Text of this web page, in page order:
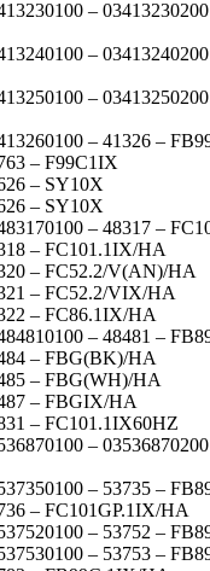
–
–
–
– 41326 –
– F99C1IX
– SY10X
– SY10X
– 48317 –
– FC101.1IX/HA
– FC52.2/V(AN)/HA
– FC52.2/VIX/HA
– FC86.1IX/HA
– 48481 –
– FBG(BK)/HA
– FBG(WH)/HA
– FBGIX/HA
– FC101.1IX60HZ
–
– 53735 –
– FC101GP.1IX/HA
– 53752 –
– 53753 –